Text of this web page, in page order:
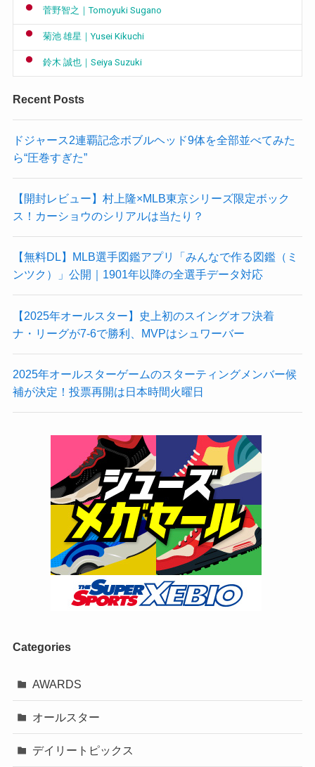
菅野智之｜Tomoyuki Sugano
菊池 雄星｜Yusei Kikuchi
鈴木 誠也｜Seiya Suzuki
Recent Posts
ドジャース2連覇記念ボブルヘッド9体を全部並べてみた
ら“圧巻すぎた”
【開封レビュー】村上隆×MLB東京シリーズ限定ボック
ス！カーショウのシリアルは当たり？
【無料DL】MLB選手図鑑アプリ「みんなで作る図鑑（ミ
ンツク）」公開｜1901年以降の全選手データ対応
【2025年オールスター】史上初のスイングオフ決着
ナ・リーグが7-6で勝利、MVPはシュワーバー
2025年オールスターゲームのスターティングメンバー候
補が決定！投票再開は日本時間火曜日
Categories
AWARDS
オールスター
デイリートピックス